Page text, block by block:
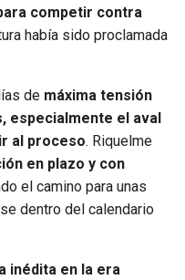
competir contra
había sido proclamada
de máxima tensión
el aval
al proceso. Riquelme
en plazo y con
el camino para unas
dentro del calendario
inédita en la era